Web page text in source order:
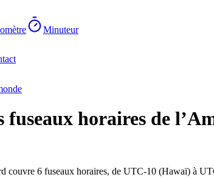
Minuteur
fuseaux horaires de
couvre 6 fuseaux horaires, de UTC-10 (Hawaï) à